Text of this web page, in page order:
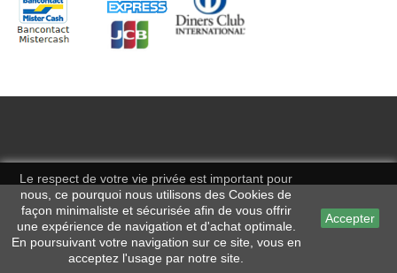
Le respect de votre vie privée est important pour
nous, ce pourquoi nous utilisons des Cookies de
façon minimaliste et sécurisée afin de vous offrir
une expérience de navigation et d'achat optimale.
En poursuivant votre navigation sur ce site, vous en
acceptez l'usage par notre site.
Accepter